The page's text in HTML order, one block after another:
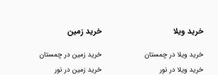
خرید ویلا
خرید ویلا در چمستان
خرید ویلا در نور
خرید زمین
خرید زمین در چمستان
خرید زمین در نور